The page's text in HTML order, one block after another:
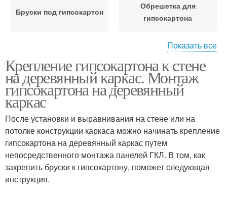
Бруски под гипсокартон
Обрешетка для
гипсокартона
гипсокартон
гипсокартона
Профиль к стене Каркас под гипсокартон
Отверстия в
гипсокартоне
Гипсокартон к
Показать все
Крепление гипсокартона к стене
на деревянный каркас. Монтаж
гипсокартона на деревянный
каркас
После установки и выравнивания на стене или на
потолке конструкции каркаса можно начинать крепление
гипсокартона на деревянный каркас путем
непосредственного монтажа панелей ГКЛ. В том, как
закрепить бруски к гипсокартону, поможет следующая
инструкция.